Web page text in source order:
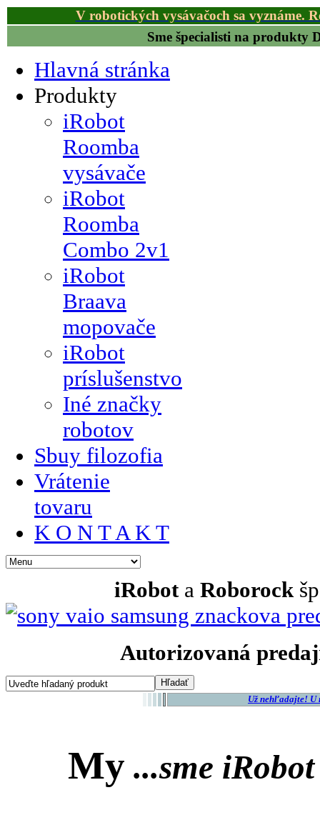
V robotických vysávačoch sa vyznáme.
Sme špecialisti na produkty
Hlavná stránka
Produkty
iRobot
Roomba
vysávače
iRobot
Roomba
Combo 2v1
iRobot
Braava
mopovače
iRobot
príslušenstvo
Iné značky
robotov
Sbuy filozofia
Vrátenie
tovaru
K O N T A K T
iRobot a Roborock
Autorizovaná
Už nehľadajte! U
My ...sme iRobot